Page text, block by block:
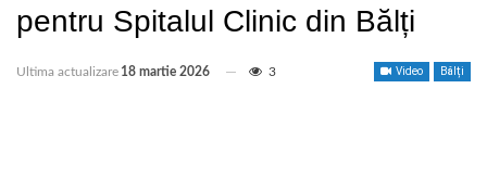
pentru Spitalul Clinic din Bălți
Video Bălți
Ultima actualizare 18 martie 2026 3